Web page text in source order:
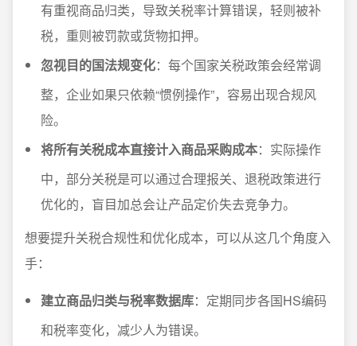
有重视商品归类，导致关税率计算错误，轻则被补
税，重则被罚款或货物扣押。
忽视目的国法规变化：每个国家关税政策会经常调
整，企业如果只依赖“惯例操作”，容易出现合规风
险。
将所有关税成本直接计入商品采购成本：实际操作
中，部分关税是可以通过合理报关、退税政策进行
优化的，盲目加总会让产品定价失去竞争力。
想要提升关税合规性和优化成本，可以从这几个角度入
手：
建立商品归类与税率数据库：定期同步各国HS编码
和税率变化，减少人为错误。